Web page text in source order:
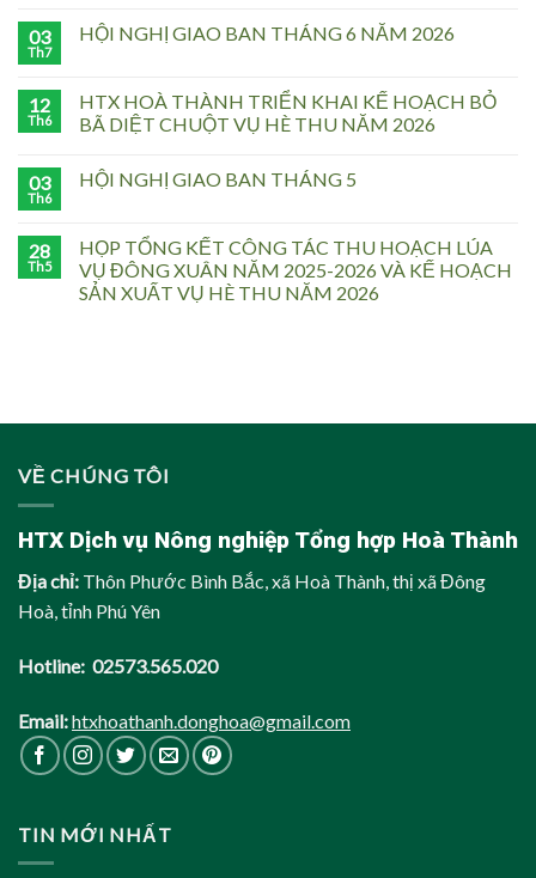
03
Th7
HỘI NGHỊ GIAO BAN THÁNG 6 NĂM 2026
12
Th6
HTX HOÀ THÀNH TRIỂN KHAI KẾ HOẠCH BỎ
BÃ DIỆT CHUỘT VỤ HÈ THU NĂM 2026
03
Th6
HỘI NGHỊ GIAO BAN THÁNG 5
28
Th5
HỌP TỔNG KẾT CÔNG TÁC THU HOẠCH LÚA
VỤ ĐÔNG XUÂN NĂM 2025-2026 VÀ KẾ HOẠCH
SẢN XUẤT VỤ HÈ THU NĂM 2026
VỀ CHÚNG TÔI
HTX Dịch vụ Nông nghiệp Tổng hợp Hoà Thành
Địa chỉ: Thôn Phước Bình Bắc, xã Hoà Thành, thị xã Đông
Hoà, tỉnh Phú Yên
Hotline: 02573.565.020
Email:htxhoathanh.donghoa@gmail.com
TIN MỚI NHẤT